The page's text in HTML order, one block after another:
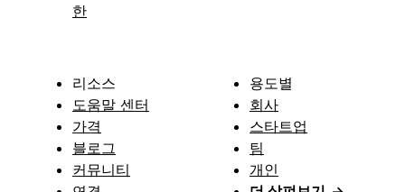
한
리소스
도움말 센터
가격
블로그
커뮤니티
용도별
회사
스타트업
팀
개인